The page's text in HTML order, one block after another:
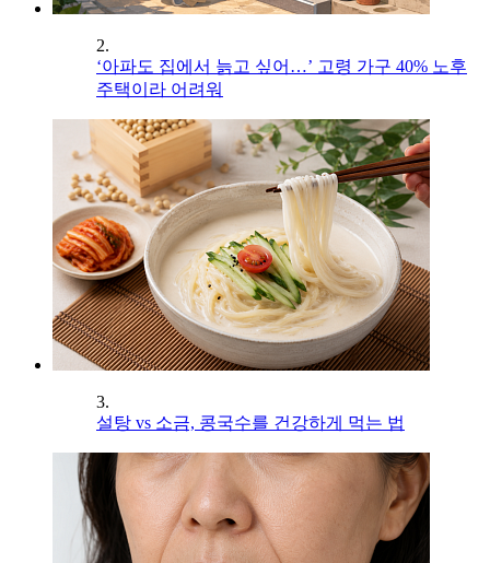
2.
‘아파도 집에서 늙고 싶어…’ 고령 가구 40% 노후
주택이라 어려워
3.
설탕 vs 소금, 콩국수를 건강하게 먹는 법